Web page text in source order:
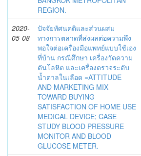
REGION.
2020-
05-08
ปัจจัยทัศนคติและส่วนผสม
ทางการตลาดที่ส่งผลต่อความพึง
พอใจต่อเครื่องมือแพทย์แบบใช้เอง
ที่บ้าน กรณีศึกษา เครื่องวัดความ
ดันโลหิต และเครื่องตรวจระดับ
น้ำตาลในเลือด =ATTITUDE
AND MARKETING MIX
TOWARD BUYING
SATISFACTION OF HOME USE
MEDICAL DEVICE; CASE
STUDY BLOOD PRESSURE
MONITOR AND BLOOD
GLUCOSE METER.